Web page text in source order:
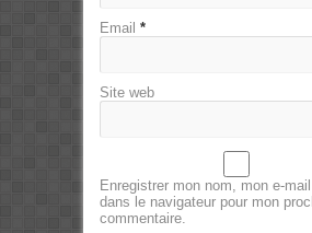
Email *
Site web
Enregistrer mon nom, mon e-
dans le navigateur pour mon
commentaire.